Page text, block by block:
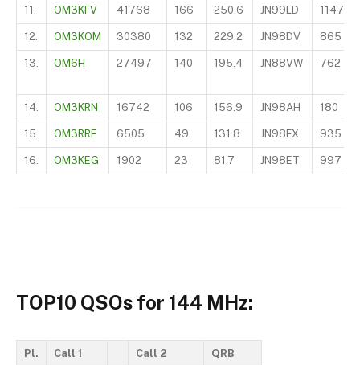
11. OM3KFV 41768 166 250.6 JN99LD 1147
12. OM3KOM 30380 132 229.2 JN98DV 865
13. OM6H 27497 140 195.4 JN88VW 762
14. OM3KRN 16742 106 156.9 JN98AH 180
15. OM3RRE 6505 49 131.8 JN98FX 935
16. OM3KEG 1902 23 81.7 JN98ET 997
TOP10 QSOs for 144 MHz:
Pl. Call 1 Call 2 QRB